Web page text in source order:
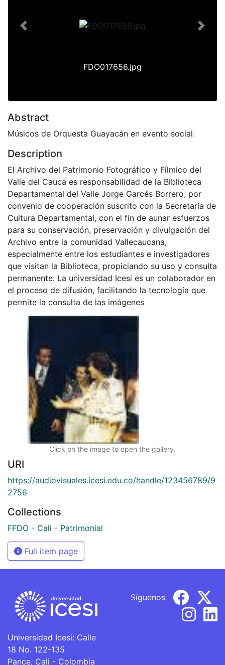
FDO017656.jpg
Previous Next
Abstract
Músicos de Orquesta Guayacán en evento social.
Description
El Archivo del Patrimonio Fotográfico y Fílmico del
Valle del Cauca es responsabilidad de la Biblioteca
Departamental del Valle Jorge Garcés Borrero, por
convenio de cooperación suscrito con la Secretaría de
Cultura Departamental, con el fin de aunar esfuerzos
para su conservación, preservación y divulgación del
Archivo entre la comunidad Vallecaucana,
especialmente entre los estudiantes e investigadores
que visitan la Biblioteca, propiciando su uso y consulta
permanente. La universidad Icesi es un colaborador en
el proceso de difusión, facilitando la tecnología que
permite la consulta de las imágenes
Click on the image to open the gallery.
URI
https://audiovisuales.icesi.edu.co/handle/123456789/9
2756
Collections
FFDO - Cali - Patrimonial
Full item page
Universidad Icesi: Calle
18 No. 122-135
Pance, Cali - Colombia
Síguenos